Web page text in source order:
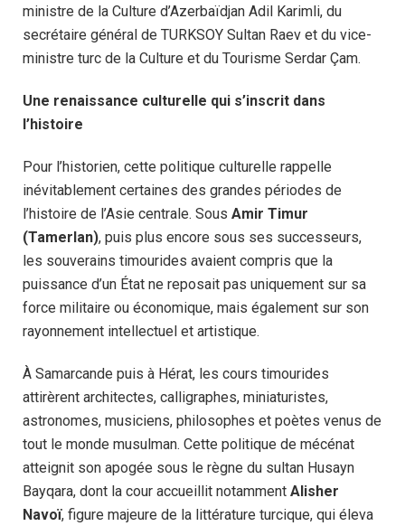
ministre de la Culture d’Azerbaïdjan Adil Karimli, du
secrétaire général de TURKSOY Sultan Raev et du vice-
ministre turc de la Culture et du Tourisme Serdar Çam.
Une renaissance culturelle qui s’inscrit dans
l’histoire
Pour l’historien, cette politique culturelle rappelle
inévitablement certaines des grandes périodes de
l’histoire de l’Asie centrale. Sous Amir Timur
(Tamerlan), puis plus encore sous ses successeurs,
les souverains timourides avaient compris que la
puissance d’un État ne reposait pas uniquement sur sa
force militaire ou économique, mais également sur son
rayonnement intellectuel et artistique.
À Samarcande puis à Hérat, les cours timourides
attirèrent architectes, calligraphes, miniaturistes,
astronomes, musiciens, philosophes et poètes venus de
tout le monde musulman. Cette politique de mécénat
atteignit son apogée sous le règne du sultan Husayn
Bayqara, dont la cour accueillit notamment Alisher
Navoï, figure majeure de la littérature turcique, qui éleva